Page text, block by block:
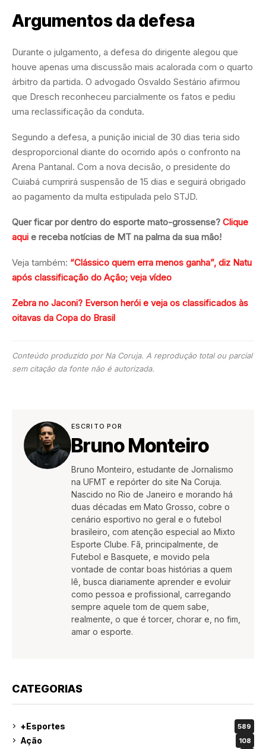
Argumentos da defesa
Durante o julgamento, a defesa do dirigente alegou que
houve apenas uma discussão mais acalorada com o quarto
árbitro da partida. O advogado Osvaldo Sestário afirmou
que Dresch reconheceu parcialmente os fatos e pediu
uma reclassificação da conduta.
Segundo a defesa, a punição inicial de 30 dias teria sido
desproporcional diante do ocorrido após o confronto na
Arena Pantanal. Com a nova decisão, o presidente do
Cuiabá cumprirá suspensão de 15 dias e seguirá obrigado
ao pagamento da multa estipulada pelo STJD.
Quer ficar por dentro do esporte mato-grossense? Clique
aqui e receba notícias de MT na palma da sua mão!
Veja também: “Clássico quem erra menos ganha”, diz Natu
após classificação do Ação; veja vídeo
Zebra no Jaconi? Everson herói e veja os classificados às
oitavas da Copa do Brasil
Conteúdo produzido por Na Coruja. A reprodução total ou parcial
sem citação da fonte não é autorizada.
ESCRITO POR
Bruno Monteiro
Bruno Monteiro, estudante de Jornalismo
na UFMT e repórter do site Na Coruja.
Nascido no Rio de Janeiro e morando há
duas décadas em Mato Grosso, cobre o
cenário esportivo no geral e o futebol
brasileiro, com atenção especial ao Mixto
Esporte Clube. Fã, principalmente, de
Futebol e Basquete, e movido pela
vontade de contar boas histórias a quem
lê, busca diariamente aprender e evoluir
como pessoa e profissional, carregando
sempre aquele tom de quem sabe,
realmente, o que é torcer, chorar e, no fim,
amar o esporte.
CATEGORIAS
+Esportes 589
Ação 108